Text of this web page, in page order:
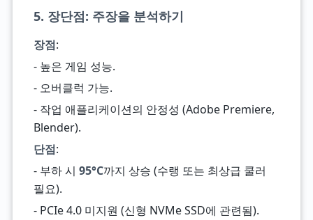
5. 장단점: 주장을 분석하기
장점:
- 높은 게임 성능.
- 오버클럭 가능.
- 작업 애플리케이션의 안정성 (Adobe Premiere,
Blender).
단점:
- 부하 시 95°C까지 상승 (수랭 또는 최상급 쿨러
필요).
- PCIe 4.0 미지원 (신형 NVMe SSD에 관련됨).